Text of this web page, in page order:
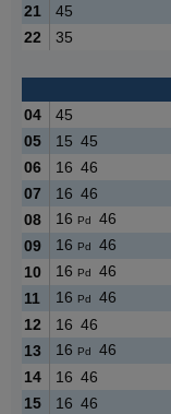
21
45
22
35
04
45
05
15 45
06
16 46
07
16 46
08
16 Pd
46
09
16 Pd
46
10
16 Pd
46
11
16 Pd
46
12
16 46
13
16 Pd
46
14
16 46
15
16 46